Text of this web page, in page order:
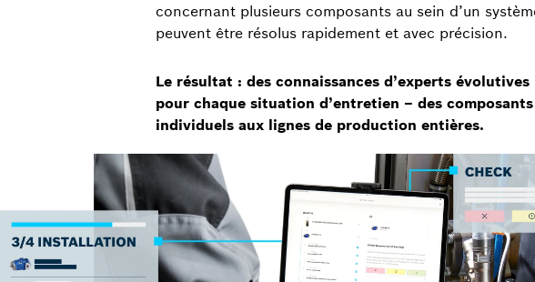
concernant plusieurs composants au sein d’un
peuvent être résolus rapidement et avec précision.
Le résultat : des connaissances d’experts évolutives
pour chaque situation d’entretien – des composants
individuels aux lignes de production entières.